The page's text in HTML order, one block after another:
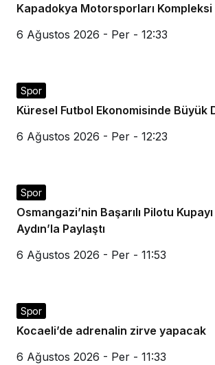
Kapadokya Motorsporları Kompleksi
6 Ağustos 2026 - Per - 12:33
Spor
Küresel Futbol Ekonomisinde Büyük
6 Ağustos 2026 - Per - 12:23
Spor
Osmangazi’nin Başarılı Pilotu
Aydın’la Paylaştı
6 Ağustos 2026 - Per - 11:53
Spor
Kocaeli’de adrenalin zirve yapacak
6 Ağustos 2026 - Per - 11:33